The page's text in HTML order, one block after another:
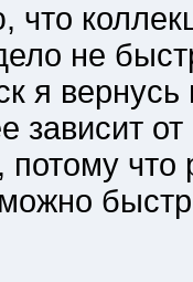
что
не
я
зависит
что